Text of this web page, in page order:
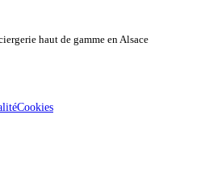
haut de gamme en Alsace
Cookies